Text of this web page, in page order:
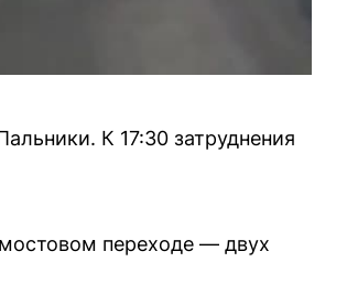
К 17:30 затруднения
переходе — двух